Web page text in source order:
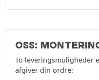
OSS:
To leveringsmuligheder
afgiver din ordre: